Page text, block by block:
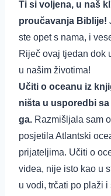
Ti si voljena, u naš
proučavanja Biblije!
ste opet s nama, i
Riječ ovaj tjedan dok
u našim životima!
Učiti o oceanu iz
ništa u usporedbi
ga. Razmišljala sam
posjetila Atlantski
prijateljima. Učiti o
videa, nije isto kao u
u vodi, trčati po plaži